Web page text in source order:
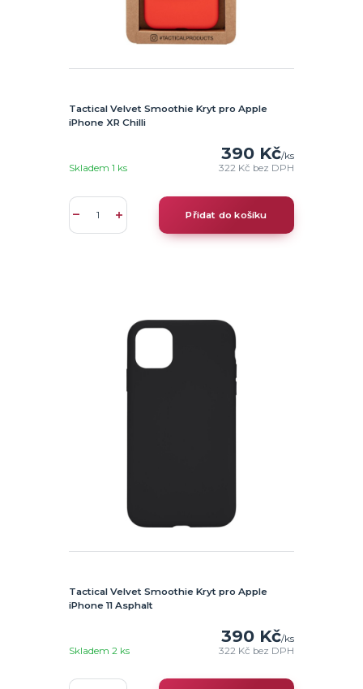
Tactical Velvet Smoothie Kryt pro Apple
iPhone XR Chilli
390 Kč/ks
322 Kč bez DPH
Skladem 1 ks
Přidat do košíku
Tactical Velvet Smoothie Kryt pro Apple
iPhone 11 Asphalt
390 Kč/ks
322 Kč bez DPH
Skladem 2 ks